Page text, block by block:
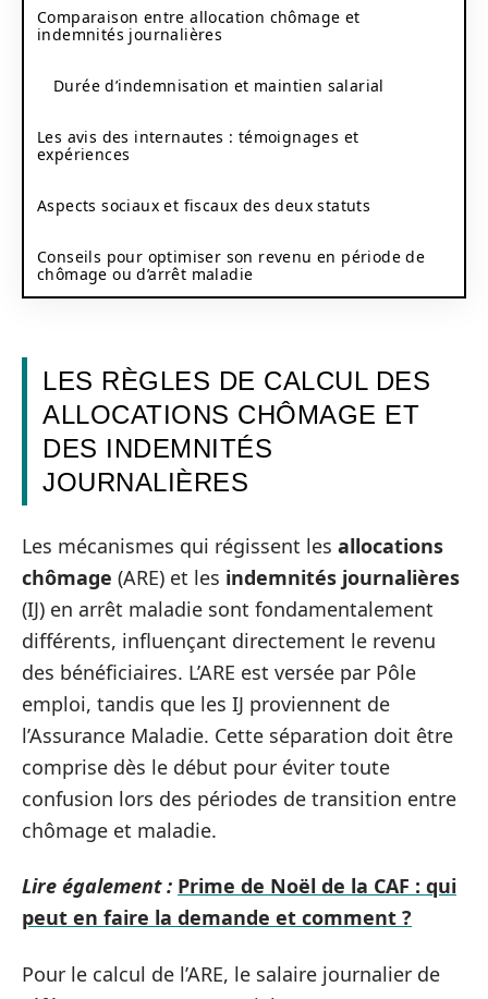
Comparaison entre allocation chômage et
indemnités journalières
Durée d’indemnisation et maintien salarial
Les avis des internautes : témoignages et
expériences
Aspects sociaux et fiscaux des deux statuts
Conseils pour optimiser son revenu en période de
chômage ou d’arrêt maladie
LES RÈGLES DE CALCUL DES
ALLOCATIONS CHÔMAGE ET
DES INDEMNITÉS
JOURNALIÈRES
Les mécanismes qui régissent les allocations
chômage (ARE) et les indemnités journalières
(IJ) en arrêt maladie sont fondamentalement
différents, influençant directement le revenu
des bénéficiaires. L’ARE est versée par Pôle
emploi, tandis que les IJ proviennent de
l’Assurance Maladie. Cette séparation doit être
comprise dès le début pour éviter toute
confusion lors des périodes de transition entre
chômage et maladie.
Lire également : Prime de Noël de la CAF : qui
peut en faire la demande et comment ?
Pour le calcul de l’ARE, le salaire journalier de